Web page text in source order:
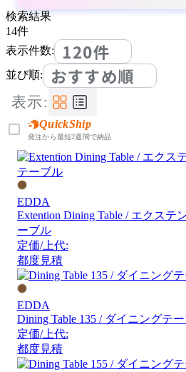
検索結果
14件
表示件数:
120件
並び順: おすすめ順
表示:
QuickShip
発注から最短2週間で納品
EDDA
Extention Dining Table / エクステ
ーブル
定価/上代:
都度見積
EDDA
Dining Table 135 / ダイニングテ
定価/上代:
都度見積